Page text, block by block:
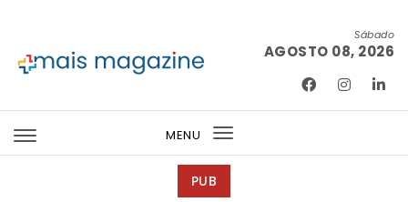
Sábado
AGOSTO 08, 2026
MENU
Toggle
PUB